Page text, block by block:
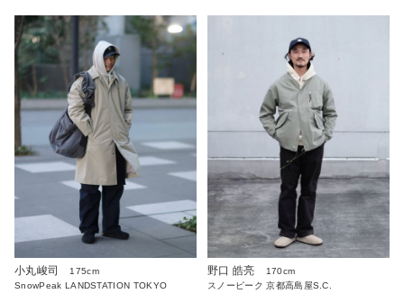
小丸峻司
175cm
SnowPeak LANDSTATION TOKYO
野口 皓亮
170cm
スノーピーク 京都高島屋S.C.